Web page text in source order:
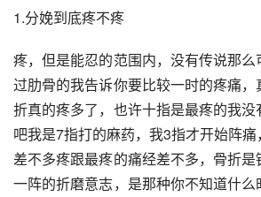
1.分娩到底疼不疼
疼，但是能忍的范围内，没有传说那
过肋骨的我告诉你要比较一时的疼痛
折真的疼多了，也许十指是最疼的我
吧我是7指打的麻药，我3指才开始阵
差不多疼跟最疼的痛经差不多，骨折
一阵的折磨意志，是那种你不知道什